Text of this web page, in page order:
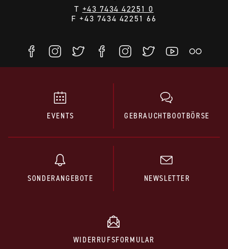
T +43 7434 42251 0
F +43 7434 42251 66
EVENTS GEBRAUCHTBOOTBÖRSE
SONDERANGEBOTE NEWSLETTER
WIDERRUFSFORMULAR